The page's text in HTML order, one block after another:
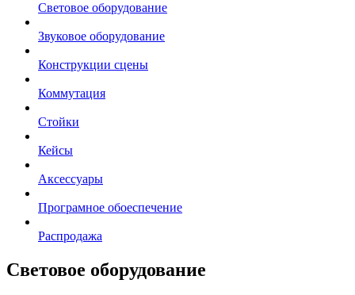
Световое оборудование
Звуковое оборудование
Конструкции сцены
Коммутация
Стойки
Кейсы
Аксессуары
Програмное обоеспечение
Распродажа
Световое оборудование